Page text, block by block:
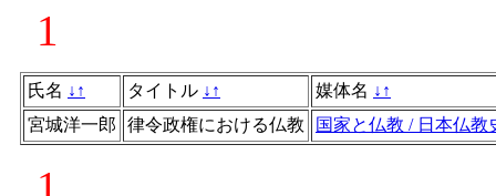
1
氏名 ↓ ↑ タイトル ↓ ↑ 媒体名 ↓ ↑
宮城洋一郎
律令政権における仏教 国家と仏教 / 日本仏教